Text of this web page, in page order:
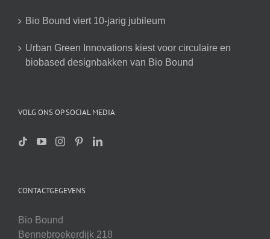
Bio Bound viert 10-jarig jubileum
Urban Green Innovations kiest voor circulaire en
biobased designbakken van Bio Bound
VOLG ONS OP SOCIAL MEDIA
CONTACTGEGEVENS
Bio Bound
Bennebroekerdijk 218